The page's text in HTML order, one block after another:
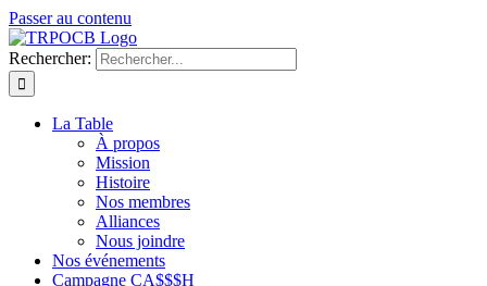
Passer au contenu
Rechercher:
La Table
À propos
Mission
Histoire
Nos membres
Alliances
Nous joindre
Nos événements
Campagne CA$$$H